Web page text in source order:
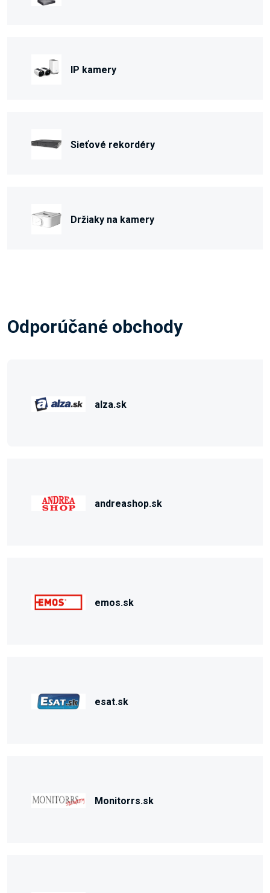
IP kamery
Sieťové rekordéry
Držiaky na kamery
Odporúčané obchody
alza.sk
andreashop.sk
emos.sk
esat.sk
Monitorrs.sk